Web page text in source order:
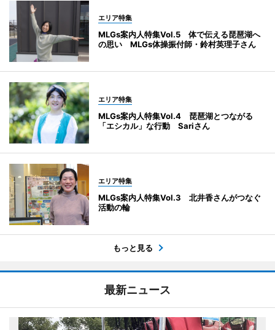
エリア特集
MLGs案内人特集Vol.5 体で伝える琵琶湖へ
の思い MLGs体操振付師・鈴村英理子さん
エリア特集
MLGs案内人特集Vol.4 琵琶湖とつながる
「エシカル」な行動 Sariさん
エリア特集
MLGs案内人特集Vol.3 北井香さんがつなぐ
活動の輪
もっと見る
最新ニュース